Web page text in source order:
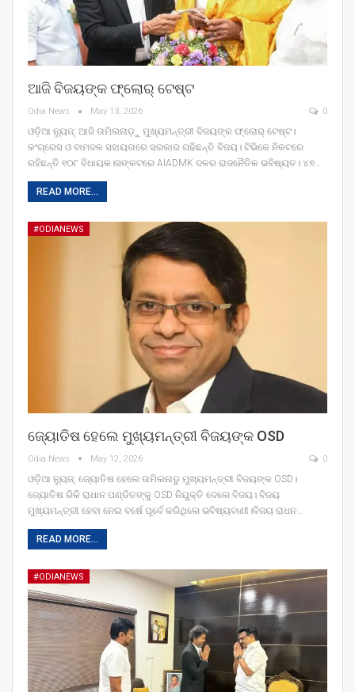
ଆଜି ବିଜୟଙ୍କ ଫ୍ଲୋର୍‌ ଟେଷ୍ଟ
Odia News May 13, 2026 0
ଓଡ଼ିଆ ନ୍ୟୁଜ୍: ଆଜି ତାମିଲନାଡ଼ୁ ମୁଖ୍ୟମନ୍ତ୍ରୀ ବିଜୟଙ୍କ ଫ୍ଲୋର୍‌ ଟେଷ୍ଟ।
କଂଗ୍ରେସ ଓ ବାମଦଳ ସହାୟତାରେ ସରକାର ଗଢିଛନ୍ତି ବିଜୟ। ଟିଭିକେ ନିକଟରେ
ରହିଛନ୍ତି ୧୦୮ ବିଧାୟକ।ସଙ୍କଟରେ AIADMK ଦଳର ରାଜନୈତିକ ଭବିଷ୍ୟତ। ୪୭…
READ MORE...
#ODIANEWS
ଜ୍ୟୋତିଷ ହେଲେ ମୁଖ୍ୟମନ୍ତ୍ରୀ ବିଜୟଙ୍କ OSD
Odia News May 12, 2026 0
ଓଡ଼ିଆ ନ୍ୟୁଜ୍: ଜ୍ୟୋତିଷ ହେଲେ ତାମିଲନାଡୁ ମୁଖ୍ୟମନ୍ତ୍ରୀ ବିଜୟଙ୍କ OSD।
ଜ୍ୟୋତିଷ ରିକି ରାଧାନ ପଣ୍ଡିତଙ୍କୁ OSD ନିଯୁକ୍ତି ଦେଲେ ବିଜୟ। ବିଜୟ
ମୁଖ୍ୟମନ୍ତ୍ରୀ ହେବା ନେଇ ବର୍ଷେ ପୂର୍ବେ କରିଥିଲେ ଭବିଷ୍ୟବାଣୀ।ବିଜୟ ରାଧନ…
READ MORE...
#ODIANEWS